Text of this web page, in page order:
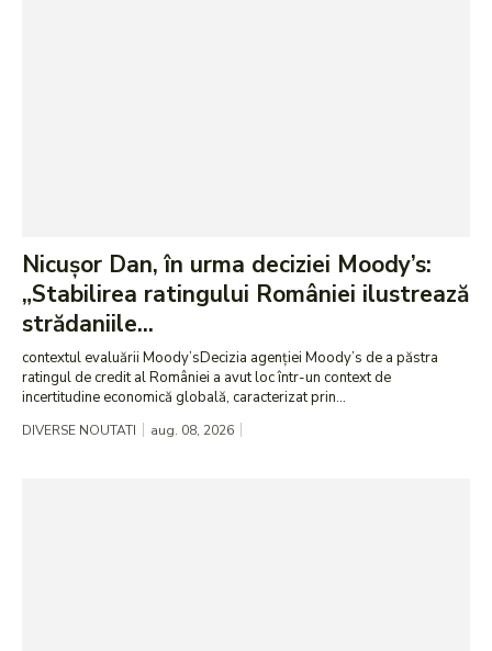
Nicușor Dan, în urma deciziei Moody’s:
„Stabilirea ratingului României ilustrează
strădaniile...
contextul evaluării Moody’sDecizia agenției Moody’s de a păstra
ratingul de credit al României a avut loc într-un context de
incertitudine economică globală, caracterizat prin...
DIVERSE NOUTATI aug. 08, 2026